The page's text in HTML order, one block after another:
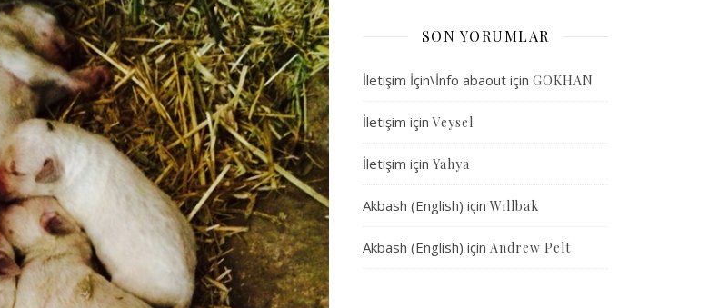
SON YORUMLAR
İletişim İçin\İnfo abaout için GOKHAN
İletişim içinVeysel
İletişim için Yahya
Akbash (English) için Willbak
Akbash (English) için Andrew Pelt